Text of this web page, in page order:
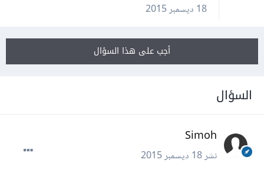
18 ديسمبر 2015
أجب على هذا السؤال
السؤال
Simoh
نشر18 ديسمبر 2015